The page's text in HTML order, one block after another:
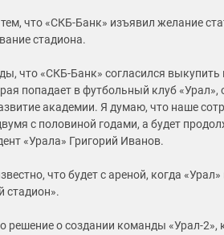
что «СКБ-Банк» изъявил желание
стадиона.
что «СКБ-Банк» согласился
попадает в футбольный клуб «Урал»,
академии. Я думаю, что наше
с половиной годами, а будет
«Урала» Григорий Иванов.
что будет с ареной, когда «Урал»
стадион».
решение о создании команды «Урал-2»,